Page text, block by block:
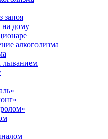
на дому
алкоголизма
лыванием